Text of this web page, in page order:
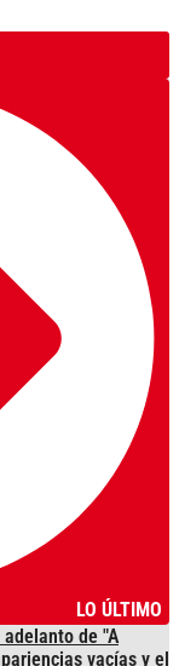
LO ÚLTIMO
de "A
vacías y el